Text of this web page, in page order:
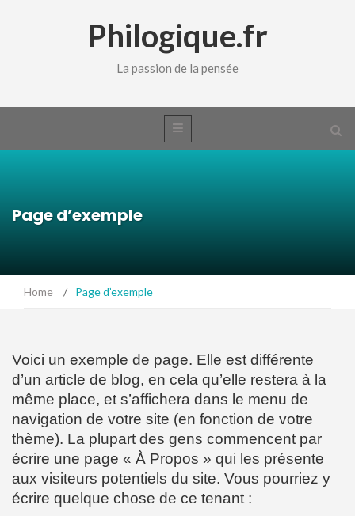
Philogique.fr
La passion de la pensée
Page d’exemple
Home / Page d’exemple
Voici un exemple de page. Elle est différente
d’un article de blog, en cela qu’elle restera à la
même place, et s’affichera dans le menu de
navigation de votre site (en fonction de votre
thème). La plupart des gens commencent par
écrire une page « À Propos » qui les présente
aux visiteurs potentiels du site. Vous pourriez y
écrire quelque chose de ce tenant :